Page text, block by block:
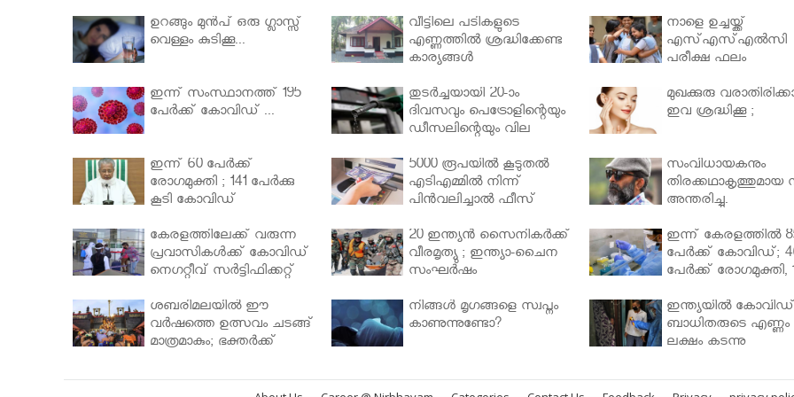
ഉറങ്ങും മുന്‍പ് ഒരു ഗ്ലാസ്സ്
വെള്ളം കുടിക്കൂ...
വീട്ടിലെ പടികളുടെ
എണ്ണത്തിൽ ശ്രദ്ധിക്കേണ്ട
കാര്യങ്ങൾ
നാളെ ഉച്ചയ്ക്ക്
എസ്എസ്എല്‍സി
പരീക്ഷ ഫലം
ഇന്ന് സംസ്ഥാനത്ത് 195
പേര്‍ക്ക് കോവിഡ് ...
തുടർച്ചയായി 20-ാം
ദിവസവും പെട്രോളിന്റെയും
ഡീസലിന്റെയും വില
മുഖക്കുരു
ഇവ ശ്രദ്ധിക്കൂ ;
ഇന്ന് 60 പേർക്ക്
രോഗമുക്തി ; 141 പേര്‍ക്കു
കൂടി കോവിഡ്
5000 രൂപയിൽ കൂടുതൽ
എടിഎമ്മിൽ നിന്ന്
പിൻവലിച്ചാൽ ഫീസ്
സംവിധായകനും
തിരക്കഥാകൃത്തുമായ
അന്തരിച്ചു.
കേരളത്തിലേക്ക് വരുന്ന
പ്രവാസികള്‍ക്ക് കോവിഡ്
നെഗറ്റീവ് സര്‍ട്ടിഫിക്കറ്റ്
മന്ത്രിസഭ
20 ഇന്ത്യൻ സൈനികർക്ക്
വീരമൃത്യു ; ഇന്ത്യാ-ചൈന
സംഘർഷം
ഇന്ന് കേരളത്തിൽ
പേർക്ക് കോവിഡ്;
പേർക്ക് രോഗമുക്തി,
ശബരിമലയില്‍ ഈ
വർഷത്തെ ഉത്സവം ചടങ്ങ്
മാത്രമാകും; ഭക്തർക്ക്
നിങ്ങള്‍ മൃഗങ്ങളെ സ്വപ്നം
കാണുന്നുണ്ടോ?
ഇന്ത്യയിൽ കോവിഡ്
ബാധിതരുടെ എണ്ണം
ലക്ഷം കടന്നു